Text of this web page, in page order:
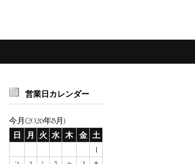
営業日カレンダー
今月(2026年8月)
日
月 火 水 木 金 土
1